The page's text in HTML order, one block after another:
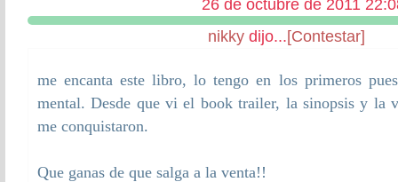
26 de octubre de 2011
nikky dijo...[Contestar]
me encanta este libro, lo tengo en los primeros
mental. Desde que vi el book trailer, la sinopsis y la
me conquistaron.
Que ganas de que salga a la venta!!